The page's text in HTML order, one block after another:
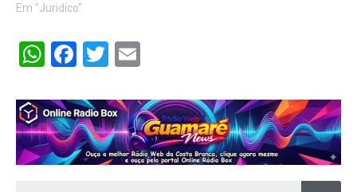
Em "Juridico"
WhatsApp
Facebook
Twitter